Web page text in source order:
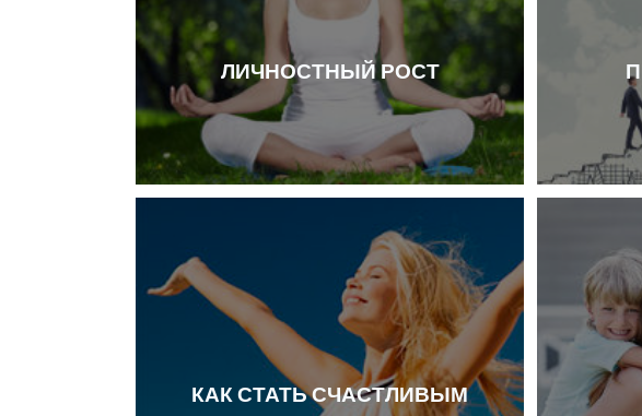
ЛИЧНОСТНЫЙ РОСТ
КАК СТАТЬ СЧАСТЛИВЫМ